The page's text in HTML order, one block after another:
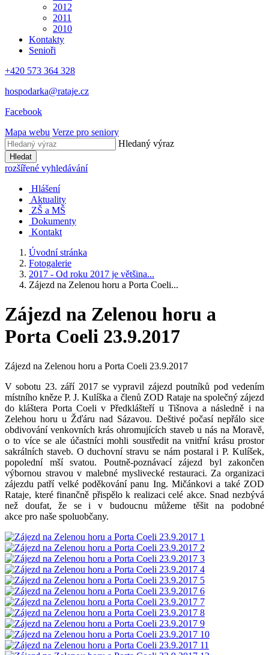
2012
2011
2010
Kontakty
Senioři
+420 573 364 328
hospodarka@rataje.cz
Facebook
Mapa webu Verze pro seniory
Hledaný výraz
Hledat
rozšířené vyhledávání
Hlášení
Aktuality
ZŠ a MŠ
Dokumenty
Kontakt
Úvodní stránka
Fotogalerie
2017 - Od roku 2017 je většina...
Zájezd na Zelenou horu a Porta Coeli...
Zájezd na Zelenou horu a
Porta Coeli 23.9.2017
Zájezd na Zelenou horu a Porta Coeli 23.9.2017
V sobotu 23. září 2017 se vypravil zájezd poutníků pod vedením
místního kněze P. J. Kulíška a členů ZOD Rataje na společný zájezd
do kláštera Porta Coeli v Předklášteří u Tišnova a následně i na
Zelehou horu u Žďáru nad Sázavou. Deštivé počasí nepřálo sice
obdivování venkovních krás ohromujících staveb u nás na Moravě,
o to více se ale účastníci mohli soustředit na vnitřní krásu prostor
sakrálních staveb. O duchovní stravu se nám postaral i P. Kulíšek,
popolední mší svatou. Poutně-poznávací zájezd byl zakončen
výbornou stravou v malebné myslivecké restauraci. Za organizaci
zájezdu patří velké poděkování panu Ing. Mičánkovi a také ZOD
Rataje, které finančně přispělo k realizaci celé akce. Snad nezbývá
než doufat, že se i v budoucnu můžeme těšit na podobné
akce pro naše spoluobčany.